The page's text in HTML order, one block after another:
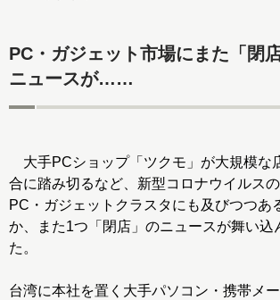
PC・ガジェット市場にまた「閉
ニュースが……
大手PCショップ「ツクモ」が大規模な
合に踏み切るなど、新型コロナウイルス
PC・ガジェットクラスタにも及びつつあ
か、また1つ「閉店」のニュースが舞い込
た。
台湾に本社を置く大手パソコン・携帯メ